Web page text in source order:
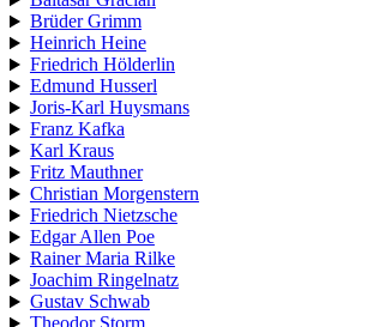
Brüder Grimm
Heinrich Heine
Friedrich Hölderlin
Edmund Husserl
Joris-Karl Huysmans
Franz Kafka
Karl Kraus
Fritz Mauthner
Christian Morgenstern
Friedrich Nietzsche
Edgar Allen Poe
Rainer Maria Rilke
Joachim Ringelnatz
Gustav Schwab